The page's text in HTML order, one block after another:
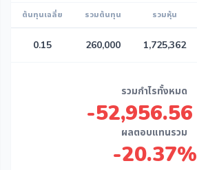
ต้นทุนเฉลี่ย รวมต้นทุน รวมหุ้น
0.15 260,000 1,725,362
รวมกำไรทั้งหมด
-52,956.56
ผลตอบแทนรวม
-20.37%